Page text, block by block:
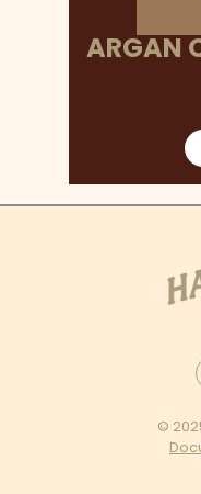
ARGAN
©